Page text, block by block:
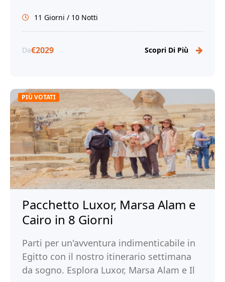
storia e cultura dell'Egitto.
11 Giorni / 10 Notti
Da€2029 Scopri Di Più
PIÙ VOTATI
Pacchetto Luxor, Marsa Alam e
Cairo in 8 Giorni
Parti per un'avventura indimenticabile in
Egitto con il nostro itinerario settimana
da sogno. Esplora Luxor, Marsa Alam e Il